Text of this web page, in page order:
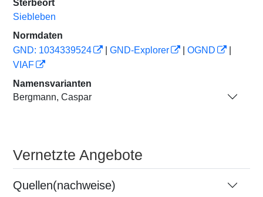
Sterbeort
Siebleben
Normdaten
GND: 1034339524
GND-Explorer OGND
VIAF
Namensvarianten
Bergmann, Caspar
Vernetzte Angebote
Quellen(nachweise)